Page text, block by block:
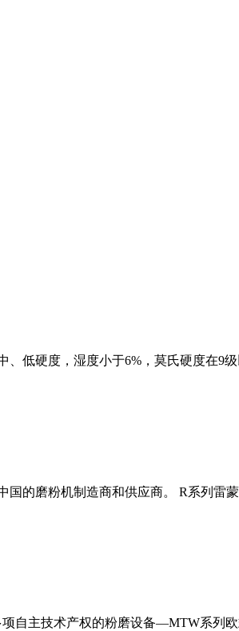
低硬度，湿度小于6%，莫氏硬度在9
的磨粉机制造商和供应商。 R系列雷
自主技术产权的粉磨设备—MTW系列